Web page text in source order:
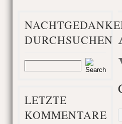
DURCHSUCHEN
LETZTE
KOMMENTARE